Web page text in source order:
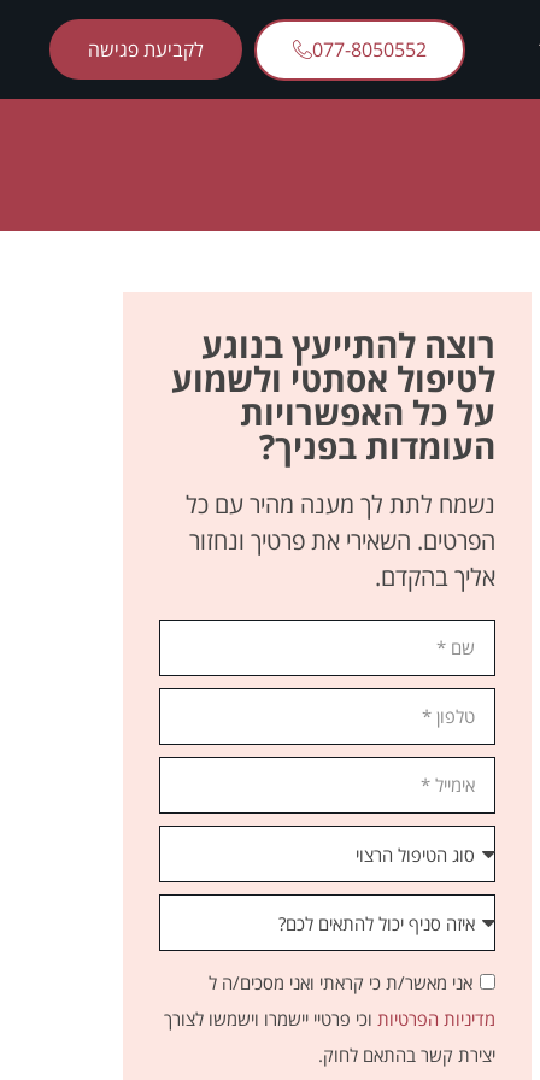
077-8050552 לקביעת פגישה
רוצה להתייעץ בנוגע
לטיפול אסתטי ולשמוע
על כל האפשרויות
העומדות בפניך?
נשמח לתת לך מענה מהיר עם כל
הפרטים. השאירי את פרטיך ונחזור
אליך בהקדם.
אני מאשר/ת כי קראתי ואני מסכים/ה ל
מדיניות הפרטיות וכי פרטיי יישמרו וישמשו לצורך
יצירת קשר בהתאם לחוק.